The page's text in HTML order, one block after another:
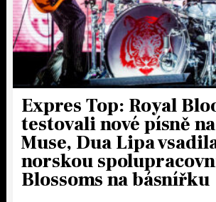
Expres Top: Royal
testovali nové písně
Muse, Dua Lipa
norskou
Blossoms na básnířku